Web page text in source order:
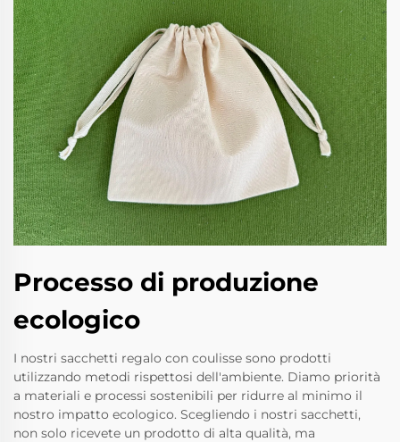
Processo di produzione
ecologico
I nostri sacchetti regalo con coulisse sono prodotti
utilizzando metodi rispettosi dell'ambiente. Diamo priorità
a materiali e processi sostenibili per ridurre al minimo il
nostro impatto ecologico. Scegliendo i nostri sacchetti,
non solo ricevete un prodotto di alta qualità, ma